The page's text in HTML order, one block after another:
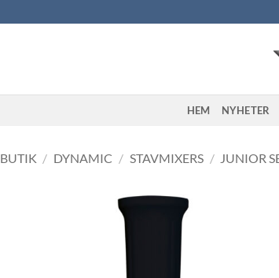
HEM NYHETER
BUTIK / DYNAMIC / STAVMIXERS / JUNIOR